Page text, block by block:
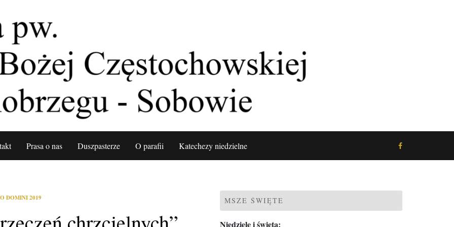
Prasa o nas Duszpasterze O parafii Katechezy niedzielne
DOMINI 2019 MSZE ŚWIĘTE
Niedziele i święta: